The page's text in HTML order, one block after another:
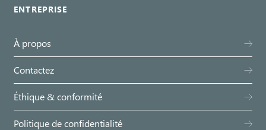
ENTREPRISE
À propos
Contactez
Éthique & conformité
Politique de confidentialité